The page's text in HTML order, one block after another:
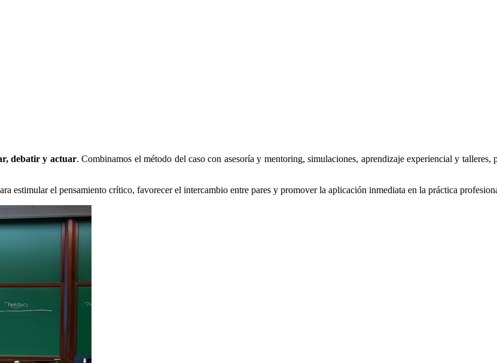
debatir y actuar. Combinamos el método del caso con asesoría y mentoring, simulaciones, aprendizaje experiencial y talleres,
estimular el pensamiento crítico, favorecer el intercambio entre pares y promover la aplicación inmediata en la práctica